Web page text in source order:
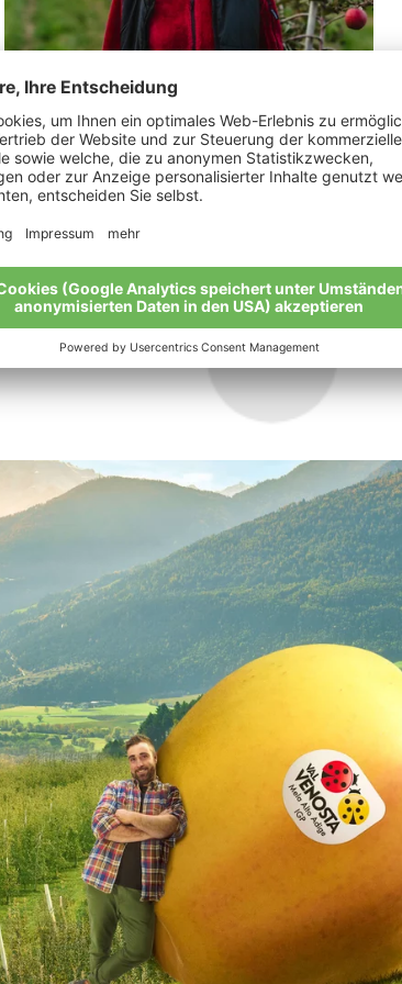
Tappeiner Veronika
„Man muss nicht Konditor sein, um süß zu
leben.“
Meine Geschichte
Alle Bio-Bauern im Überblick